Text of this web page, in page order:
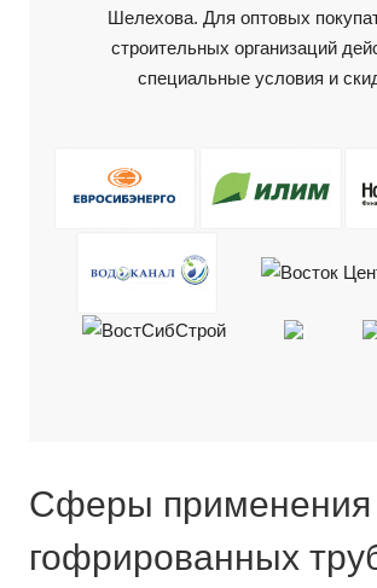
Шелехова. Для оптовых
строительных организаций
специальные условия и
Сферы применения
гофрированных